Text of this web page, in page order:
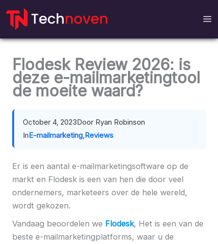
Meteen
Flodesk Review 2026: is
deze e-mailmarketingtool
de moeite waard?
October 4, 2023Door Ryan Robinson
InE-mailmarketing,Reviews
Er is een aantal e-mailmarketingsoftware op de
markt en Flodesk is een van hen die door veel
ondernemers, marketeers over de hele wereld,
wordt gekozen.
Vandaag beoordelen we Flodesk, Het is een van de
beste e-mailmarketingplatforms, waar u de